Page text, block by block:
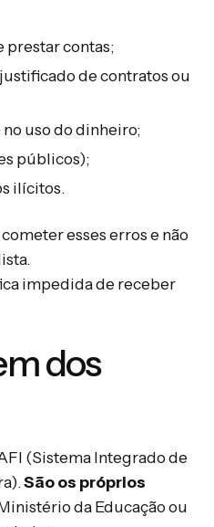
prestar contas;
de contratos ou
uso do dinheiro;
públicos);
ilícitos.
esses erros e não
impedida de receber
dos
(Sistema Integrado de
São os próprios
da Educação ou